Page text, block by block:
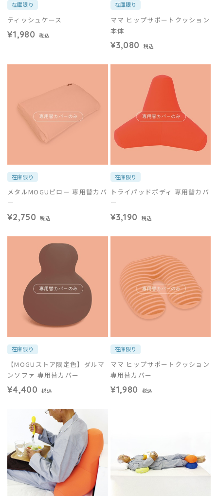
在庫限り
ティッシュケース
¥1,980 税込
在庫限り
ママ ヒップサポートクッション
本体
¥3,080 税込
在庫限り
メタルMOGUピロー 専用替カバ
ー
¥2,750 税込
在庫限り
トライパッドボディ 専用替カバ
ー
¥3,190 税込
在庫限り
【MOGUストア限定色】ダルマ
ンソファ 専用替カバー
¥4,400 税込
在庫限り
ママ ヒップサポートクッション
専用替カバー
¥1,980 税込